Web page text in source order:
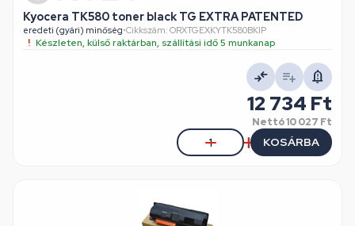
Kyocera TK580 toner black TG EXTRA PATENTED
eredeti (gyári) minőség•Cikkszám: ORXTGEXKYTK580BKIP
Készleten, külső raktárban, szállítási idő 5 munkanap
12 734 Ft
Nettó10 027 Ft
KOSÁRBA